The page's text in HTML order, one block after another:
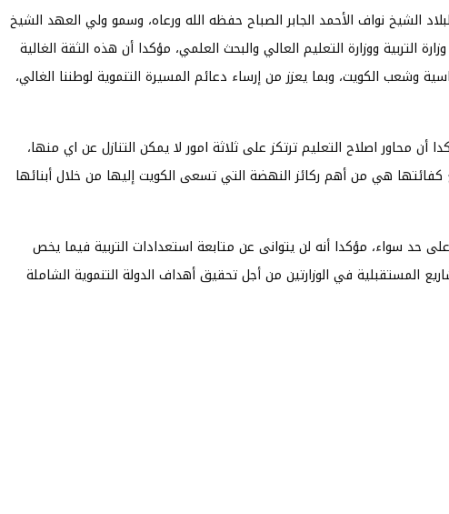
الشيخ نواف الأحمد الجابر الصباح حفظه الله ورعاه، وسمو ولي العهد الشيخ
التربية ووزارة التعليم العالي والبحث العلمي، مؤكدا أن هذه الثقة الغالية
الكويت، وبما يعزز من إرساء دعائم المسيرة التنموية لوطننا الغالي،
محاور اصلاح التعليم ترتكز على ثلاثة امور لا يمكن التنازل عن اي منها،
كفائتها هي من أهم ركائز النهضة التي تسعى الكويت إليها من خلال أبنائها
حد سواء، مؤكدا أنه لن يتوانى عن متابعة استعدادات التربية فيما يخص
المستقبلية في الوزارتين من أجل تحقيق أهداف الدولة التنموية الشاملة